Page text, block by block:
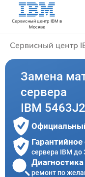
Сервисный центр IBM в
Москве
Сервисный центр
Замена
сервера
IBM
сервера IBM до
ремонт по